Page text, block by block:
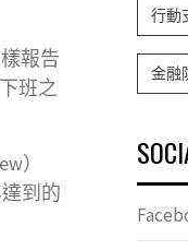
報告
班之
）
到的
行動
金融